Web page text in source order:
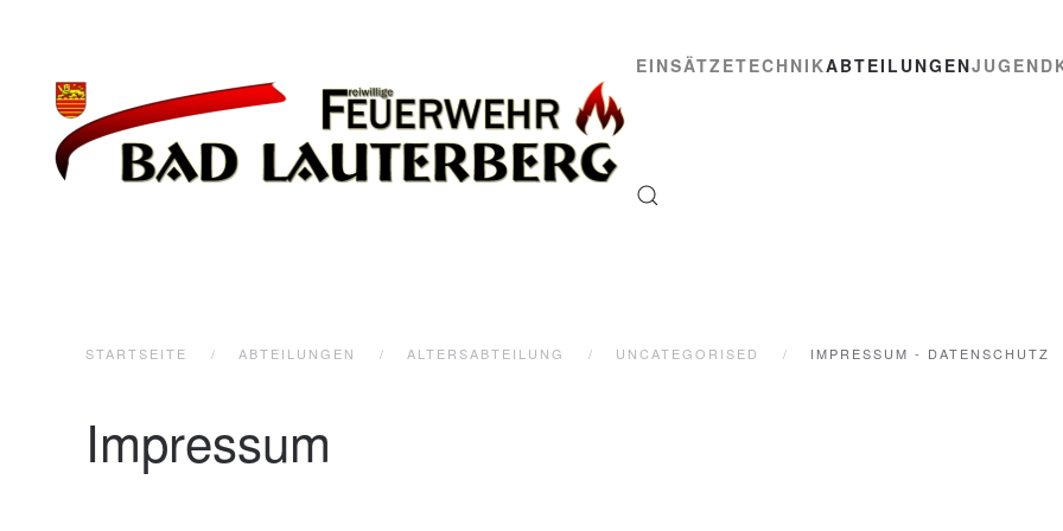
EINSÄTZETECHNIKABTEILUNGENJUGEND
STARTSEITE ABTEILUNGEN ALTERSABTEILUNG UNCATEGORISED IMPRESSUM - DATENSCHUTZ
Impressum